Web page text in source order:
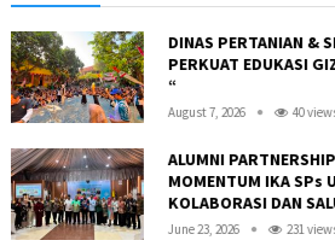
DINAS PERTANIAN &
PERKUAT EDUKASI
“
August 7, 2026 40
ALUMNI
MOMENTUM IKA SPs
KOLABORASI DAN
June 23, 2026 231